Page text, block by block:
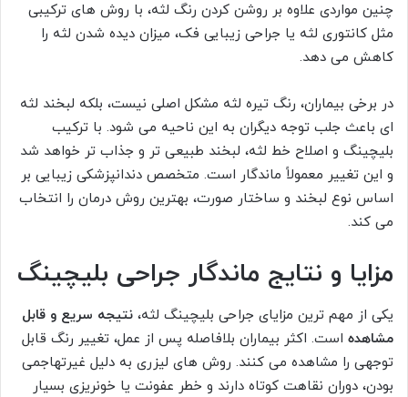
چنین مواردی علاوه بر روشن کردن رنگ لثه، با روش های ترکیبی
مثل کانتوری لثه یا جراحی زیبایی فک، میزان دیده شدن لثه را
کاهش می دهد.
در برخی بیماران، رنگ تیره لثه مشکل اصلی نیست، بلکه لبخند لثه
ای باعث جلب توجه دیگران به این ناحیه می شود. با ترکیب
بلیچینگ و اصلاح خط لثه، لبخند طبیعی تر و جذاب تر خواهد شد
و این تغییر معمولاً ماندگار است. متخصص دندانپزشکی زیبایی بر
اساس نوع لبخند و ساختار صورت، بهترین روش درمان را انتخاب
می کند.
مزایا و نتایج ماندگار جراحی بلیچینگ
یکی از مهم ترین مزایای جراحی بلیچینگ لثه، نتیجه سریع و قابل
مشاهده است. اکثر بیماران بلافاصله پس از عمل، تغییر رنگ قابل
توجهی را مشاهده می کنند. روش های لیزری به دلیل غیرتهاجمی
بودن، دوران نقاهت کوتاه دارند و خطر عفونت یا خونریزی بسیار